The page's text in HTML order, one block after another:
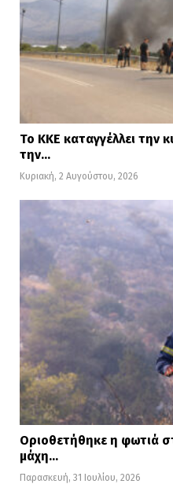
Το ΚΚΕ καταγγέλλει την
την…
Κυριακή, 2 Αυγούστου, 2026
Οριοθετήθηκε η φωτιά
μάχη…
Παρασκευή, 31 Ιουλίου, 2026